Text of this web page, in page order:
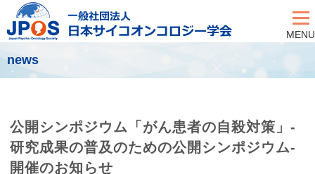
MENU
news
公開シンポジウム「がん患者の自殺対策」-
研究成果の普及のための公開シンポジウム-
開催のお知らせ